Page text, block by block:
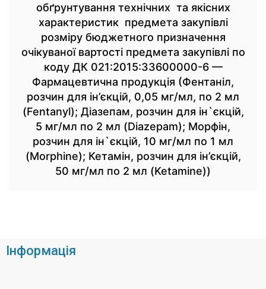
обґрунтування технічних та якісних
характеристик предмета закупівлі
розміру бюджетного призначення
очікуваної вартості предмета закупівлі по
коду ДК 021:2015:33600000-6 —
Фармацевтична продукція (Фентаніл,
розчин для ін’єкцій, 0,05 мг/мл, по 2 мл
(Fentanyl); Діазепам, розчин для ін`єкцій,
5 мг/мл по 2 мл (Diazepam); Морфін,
розчин для ін`єкцій, 10 мг/мл по 1 мл
(Morphine); Кетамін, розчин для ін’єкцій,
50 мг/мл по 2 мл (Ketamine))
Інформація